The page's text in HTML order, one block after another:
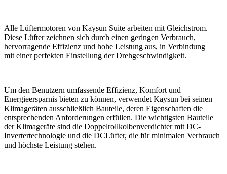
Alle Lüftermotoren von Kaysun Suite arbeiten mit Gleichstrom.
Diese Lüfter zeichnen sich durch einen geringen Verbrauch,
hervorragende Effizienz und hohe Leistung aus, in Verbindung
mit einer perfekten Einstellung der Drehgeschwindigkeit.
Um den Benutzern umfassende Effizienz, Komfort und
Energieersparnis bieten zu können, verwendet Kaysun bei seinen
Klimageräten ausschließlich Bauteile, deren Eigenschaften die
entsprechenden Anforderungen erfüllen. Die wichtigsten Bauteile
der Klimageräte sind die Doppelrollkolbenverdichter mit DC-
Invertertechnologie und die DCLüfter, die für minimalen Verbrauch
und höchste Leistung stehen.